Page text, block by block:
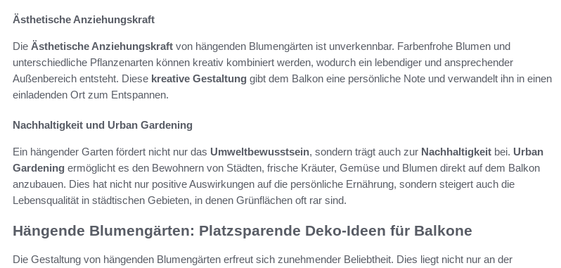
Ästhetische Anziehungskraft
Die Ästhetische Anziehungskraft von hängenden Blumengärten ist unverkennbar. Farbenfrohe Blumen und
unterschiedliche Pflanzenarten können kreativ kombiniert werden, wodurch ein lebendiger und ansprechender
Außenbereich entsteht. Diese kreative Gestaltung gibt dem Balkon eine persönliche Note und verwandelt ihn in einen
einladenden Ort zum Entspannen.
Nachhaltigkeit und Urban Gardening
Ein hängender Garten fördert nicht nur das Umweltbewusstsein, sondern trägt auch zur Nachhaltigkeit bei. Urban
Gardening ermöglicht es den Bewohnern von Städten, frische Kräuter, Gemüse und Blumen direkt auf dem Balkon
anzubauen. Dies hat nicht nur positive Auswirkungen auf die persönliche Ernährung, sondern steigert auch die
Lebensqualität in städtischen Gebieten, in denen Grünflächen oft rar sind.
Hängende Blumengärten: Platzsparende Deko-Ideen für Balkone
Die Gestaltung von hängenden Blumengärten erfreut sich zunehmender Beliebtheit. Dies liegt nicht nur an der